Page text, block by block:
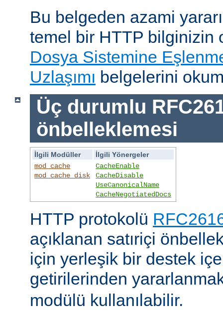
Bu belgeden azami
temel bir HTTP bilginizin
Dosya Sistemine
Uzlaşımı belgelerini
Üç durumlu
önbelleklemesi
İlgili Modüller
İlgili Yönergeler
mod_cache
mod_cache_disk
CacheEnable
CacheDisable
UseCanonicalName
CacheNegotiatedDocs
HTTP protokolü
açıklanan satıriçi
için yerleşik bir destek
getirilerinden
modülü kullanılabilir.